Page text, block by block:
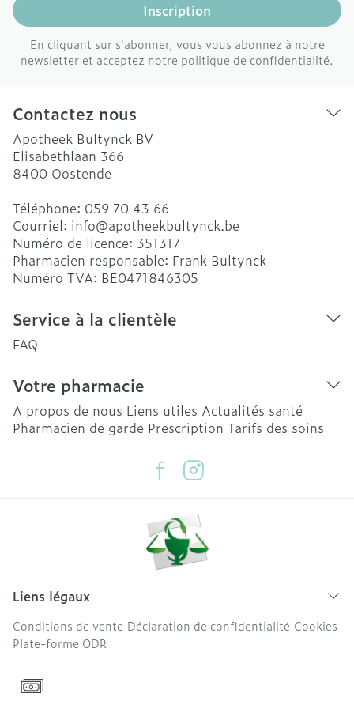
Inscription
En cliquant sur s'abonner, vous vous abonnez à notre
newsletter et acceptez notre politique de confidentialité.
Contactez nous
Apotheek Bultynck BV
Elisabethlaan 366
8400 Oostende
Téléphone: 059 70 43 66
Courriel: info@apotheekbultynck.be
Numéro de licence: 351317
Pharmacien responsable: Frank Bultynck
Numéro TVA: BE0471846305
Service à la clientèle
FAQ
Votre pharmacie
A propos de nous Liens utiles Actualités santé
Pharmacien de garde Prescription Tarifs des soins
Liens légaux
Conditions de vente Déclaration de confidentialité Cookies
Plate-forme ODR